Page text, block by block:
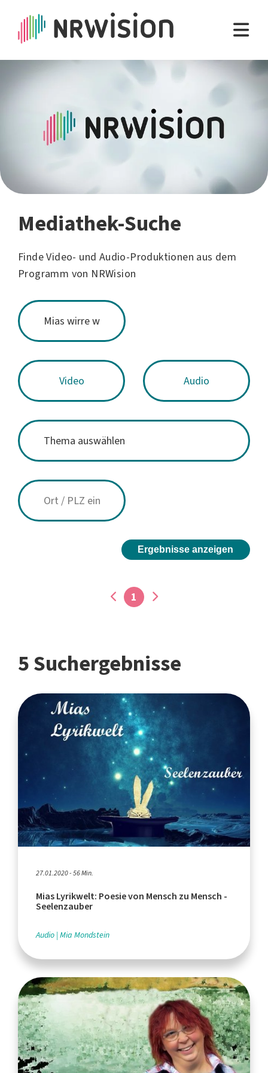
Mediathek-Suche
Finde Video- und Audio-Produktionen aus dem
Programm von NRWision
Video Audio
Ergebnisse anzeigen
1
5 Suchergebnisse
27.01.2020 - 56 Min.
Mias Lyrikwelt: Poesie von Mensch zu Mensch -
Seelenzauber
Audio Mia Mondstein